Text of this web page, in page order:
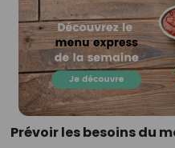
Prévoir les besoins du